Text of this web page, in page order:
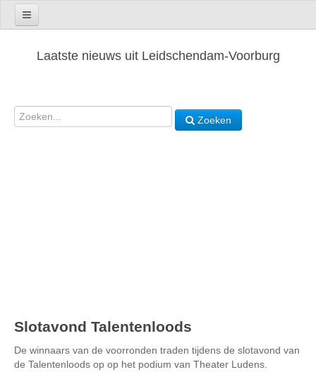
Laatste nieuws uit Leidschendam-Voorburg
Zoeken
Slotavond Talentenloods
De winnaars van de voorronden traden tijdens de slotavond van
de Talentenloods op op het podium van Theater Ludens.